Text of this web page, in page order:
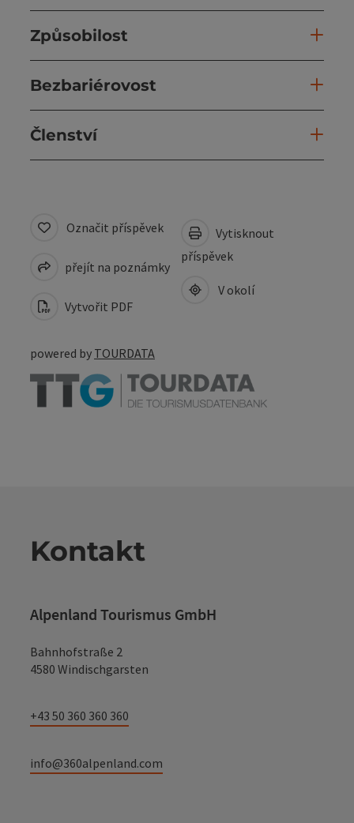
Způsobilost
Bezbariérovost
Členství
Označit příspěvek
přejít na poznámky
Vytvořit PDF
Vytisknout
příspěvek
V okolí
powered by TOURDATA
Kontakt
Alpenland Tourismus GmbH
Bahnhofstraße 2
4580 Windischgarsten
+43 50 360 360 360
info@360alpenland.com